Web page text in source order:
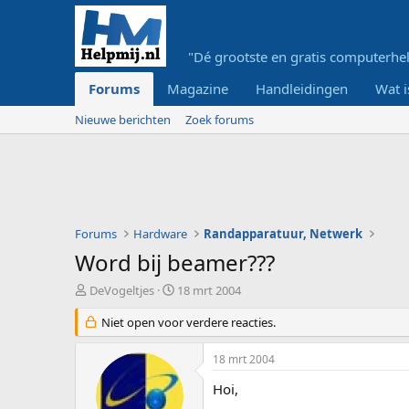
"Dé grootste en gratis
Forums
Magazine Handleidingen Wat
Nieuwe berichten Zoek forums
Forums Hardware Randapparatuur, Netwerk
Word bij beamer???
O
d
e
DeVogeltjes
S
a
r
d
a
18 mrt 2004
Niet open voor verdere reacties.
18 mrt 2004
Hoi,